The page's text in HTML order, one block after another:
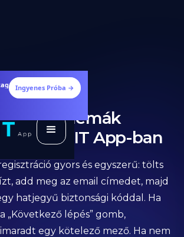
Ingyenes Próba →
Problémák
a GetFIT App-ban
gyors és egyszerű: tölts
add meg az email címedet, majd
hatjegyű biztonsági kóddal. Ha
„Következő lépés” gomb,
egy kötelező mező. Ha nem